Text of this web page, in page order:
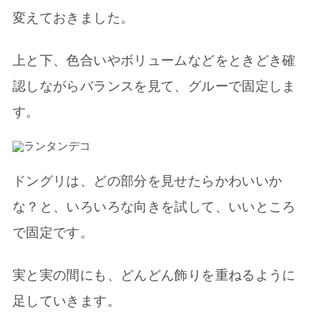
変えておきました。
上と下、色合いやボリュームなどをときどき確
認しながらバランスを見て、グルーで固定しま
す。
ドングリは、どの部分を見せたらかわいいか
な？と、いろいろな向きを試して、いいところ
で固定です。
実と実の間にも、どんどん飾りを重ねるように
足していきます。